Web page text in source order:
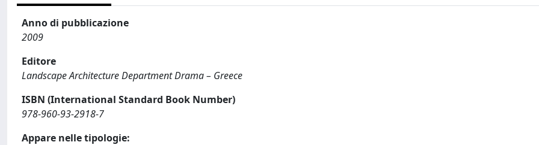
Anno di pubblicazione
2009
Editore
Landscape Architecture Department Drama – Greece
ISBN (International Standard Book Number)
978-960-93-2918-7
Appare nelle tipologie: